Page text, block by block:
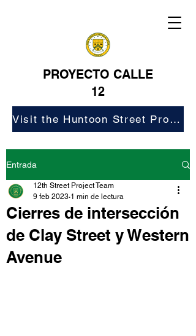
PROYECTO CALLE
12
Visit the Huntoon Street Project Website
Entrada
Cierres de intersección
de Clay Street y Western
Avenue
12th Street Project Team
9 feb 2023 1 min de lectura